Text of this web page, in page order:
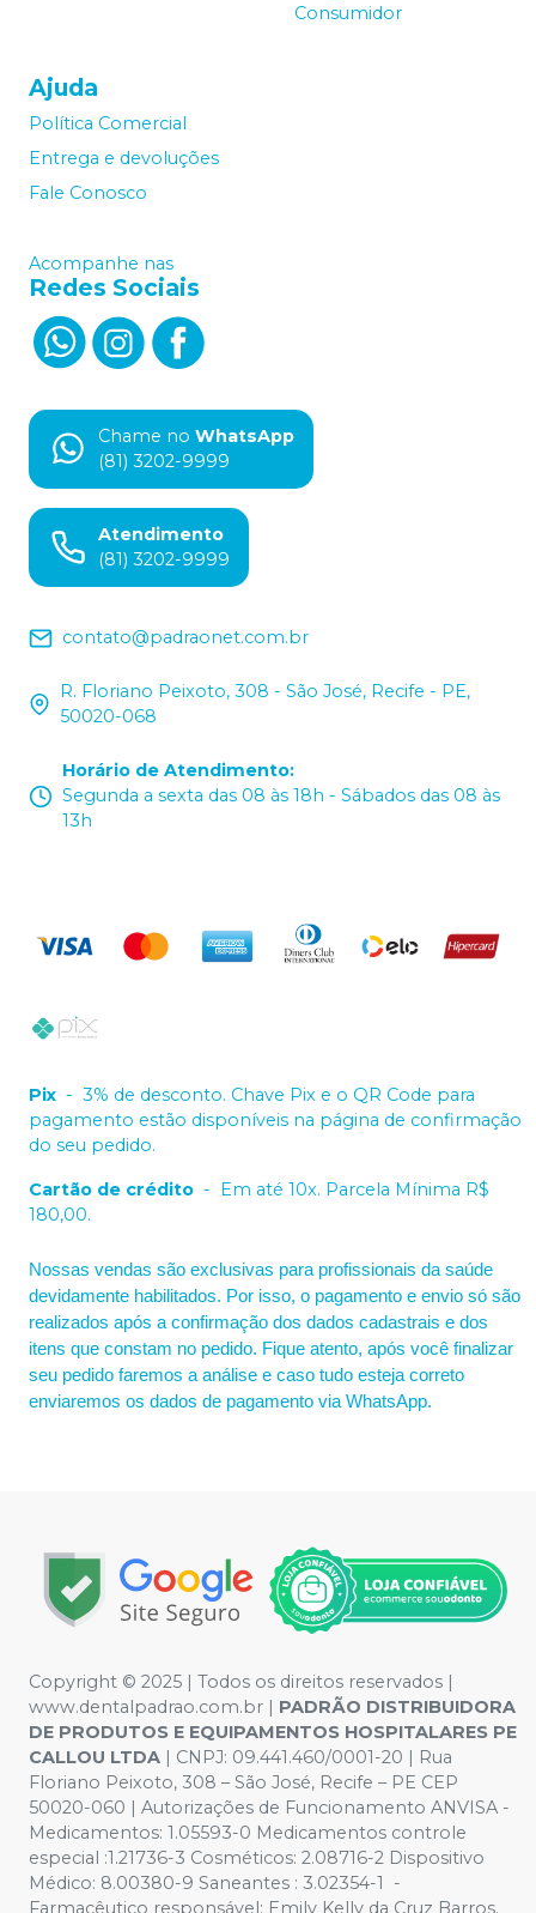
Consumidor
Ajuda
Política Comercial
Entrega e devoluções
Fale Conosco
Acompanhe nas
Redes Sociais
Chame no WhatsApp
(81) 3202-9999
Atendimento
(81) 3202-9999
contato@padraonet.com.br
R. Floriano Peixoto, 308 - São José, Recife - PE,
50020-068
Horário de Atendimento:
Segunda a sexta das 08 às 18h - Sábados das 08 às
13h
Pix - 3% de desconto. Chave Pix e o QR Code para
pagamento estão disponíveis na página de confirmação
do seu pedido.
Cartão de crédito - Em até 10x. Parcela Mínima R$
180,00.
Nossas vendas são exclusivas para profissionais da saúde
devidamente habilitados. Por isso, o pagamento e envio só são
realizados após a confirmação dos dados cadastrais e dos
itens que constam no pedido. Fique atento, após você finalizar
seu pedido faremos a análise e caso tudo esteja correto
enviaremos os dados de pagamento via WhatsApp.
Copyright © 2025 | Todos os direitos reservados |
www.dentalpadrao.com.br | PADRÃO DISTRIBUIDORA
DE PRODUTOS E EQUIPAMENTOS HOSPITALARES PE
CALLOU LTDA | CNPJ: 09.441.460/0001-20 | Rua
Floriano Peixoto, 308 – São José, Recife – PE CEP
50020-060 | Autorizações de Funcionamento ANVISA -
Medicamentos: 1.05593-0 Medicamentos controle
especial :1.21736-3 Cosméticos: 2.08716-2 Dispositivo
Médico: 8.00380-9 Saneantes : 3.02354-1 -
Farmacêutico responsável: Emily Kelly da Cruz Barros.